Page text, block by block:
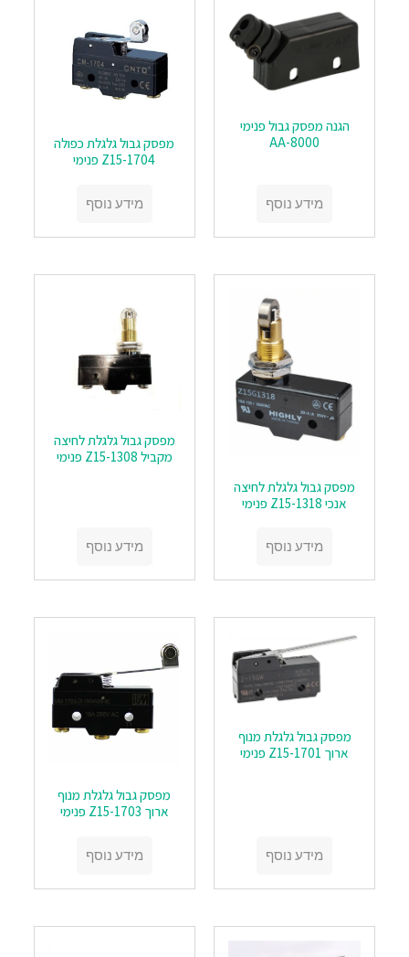
הגנה מפסק גבול פנימי
AA-8000
מידע נוסף
מפסק גבול גלגלת כפולה
Z15-1704 פנימי
מידע נוסף
מפסק גבול גלגלת לחיצה
אנכי Z15-1318 פנימי
מידע נוסף
מפסק גבול גלגלת לחיצה
מקביל Z15-1308 פנימי
מידע נוסף
מפסק גבול גלגלת מנוף
ארוך Z15-1701 פנימי
מידע נוסף
מפסק גבול גלגלת מנוף
ארוך Z15-1703 פנימי
מידע נוסף